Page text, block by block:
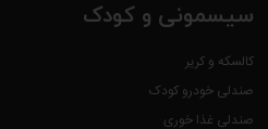
سیسمونی و کودک
کالسکه و کریر
صندلی خودرو کودک
صندلی غذا خوری